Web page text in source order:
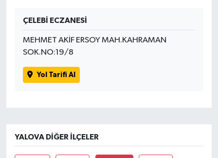
ÇELEBİ ECZANESİ
MEHMET AKİF ERSOY MAH.KAHRAMAN
SOK.NO:19/8
Yol Tarifi Al
YALOVA DIĞER İLÇELER